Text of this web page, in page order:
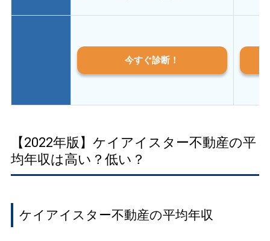
今すぐ診断！
【2022年版】ケイアイスター不動産の平
均年収は高い？低い？
ケイアイスター不動産の平均年収